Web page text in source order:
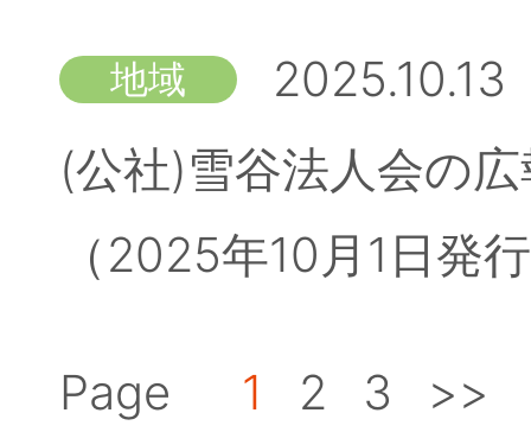
地域
2025.10.13
(公社)雪谷法人会の
（2025年10月1日発
Page 1 2 3 >>